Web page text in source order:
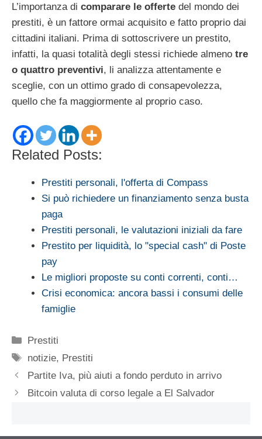
L’importanza di comparare le offerte del mondo dei
prestiti, è un fattore ormai acquisito e fatto proprio dai
cittadini italiani. Prima di sottoscrivere un prestito,
infatti, la quasi totalità degli stessi richiede almeno tre
o quattro preventivi, li analizza attentamente e
sceglie, con un ottimo grado di consapevolezza,
quello che fa maggiormente al proprio caso.
Related Posts:
Prestiti personali, l'offerta di Compass
Si può richiedere un finanziamento senza busta
paga
Prestiti personali, le valutazioni iniziali da fare
Prestito per liquidità, lo "special cash" di Poste
pay
Le migliori proposte su conti correnti, conti…
Crisi economica: ancora bassi i consumi delle
famiglie
Categorie
Prestiti
Tag
notizie, Prestiti
Partite Iva, più aiuti a fondo perduto in arrivo
Bitcoin valuta di corso legale a El Salvador